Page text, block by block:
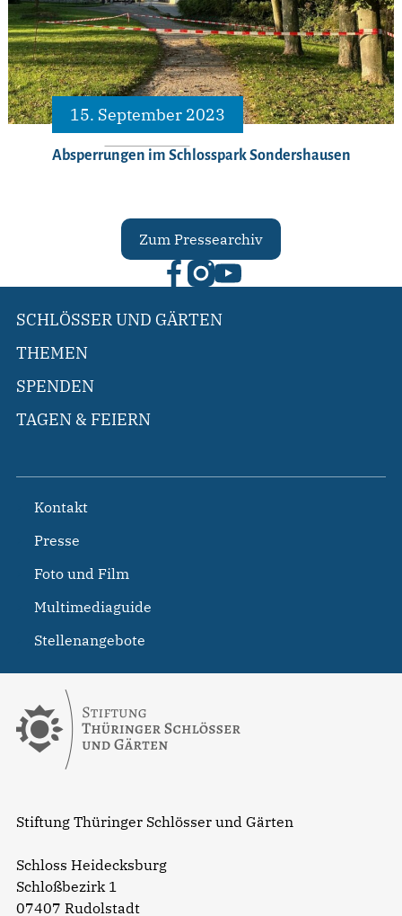
15. September 2023
Absperrungen im Schlosspark Sondershausen
Zum Pressearchiv
Stiftung Thüringer Schlösser und Gärten
Schloss Heidecksburg
Schloßbezirk 1
07407 Rudolstadt
SCHLÖSSER UND GÄRTEN
THEMEN
SPENDEN
TAGEN & FEIERN
Kontakt
Presse
Foto und Film
Multimediaguide
Stellenangebote